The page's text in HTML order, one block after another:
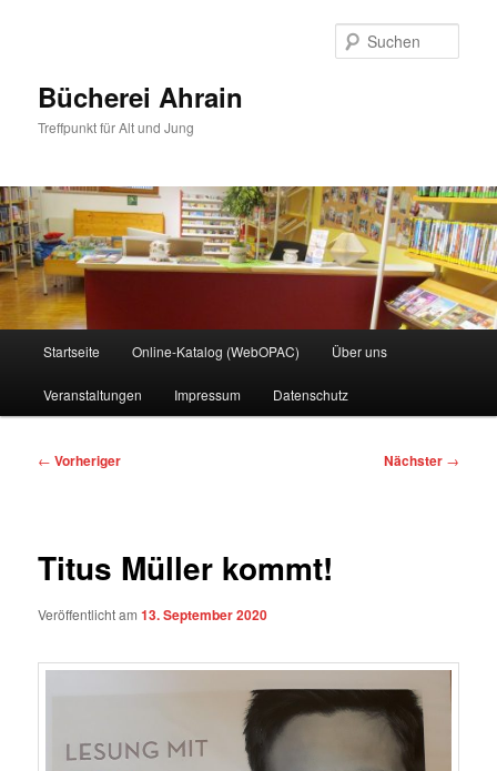
Bücherei Ahrain
Treffpunkt für Alt und Jung
Startseite Online-Katalog (WebOPAC) Über uns
Veranstaltungen Impressum Datenschutz
Beitragsnavigation
← Vorheriger Nächster →
Titus Müller kommt!
Veröffentlicht am13. September 2020